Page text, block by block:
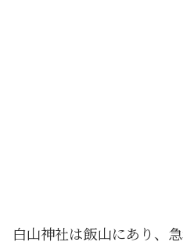
白山神社は飯山にあり、